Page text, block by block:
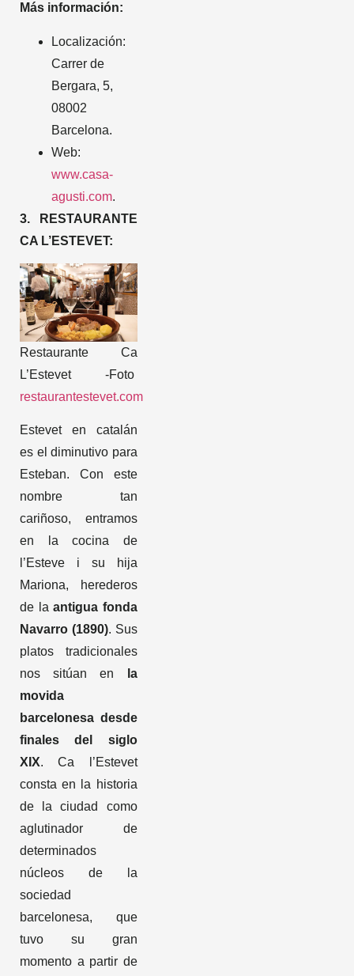
Más información:
Localización:
Carrer de
Bergara, 5,
08002
Barcelona.
Web:
www.casa-
agusti.com.
3. RESTAURANTE
CA L’ESTEVET:
Restaurante Ca
L’Estevet -Foto
restaurantestevet.com
Estevet en catalán
es el diminutivo para
Esteban. Con este
nombre tan
cariñoso, entramos
en la cocina de
l’Esteve i su hija
Mariona, herederos
de laantigua fonda
Navarro (1890). Sus
platos tradicionales
nos sitúan en la
movida
barcelonesa desde
finales del siglo
XIX. Ca l’Estevet
consta en la historia
de la ciudad como
aglutinador de
determinados
núcleos de la
sociedad
barcelonesa, que
tuvo su gran
momento a partir de